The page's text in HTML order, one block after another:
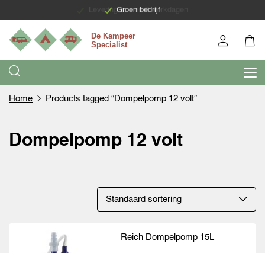
Groen bedrijf
Levering binnen 7 werkdagen
Home Products tagged “Dompelpomp 12 volt”
Dompelpomp 12 volt
Reich Dompelpomp 15L